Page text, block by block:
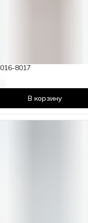
8017
В корзину